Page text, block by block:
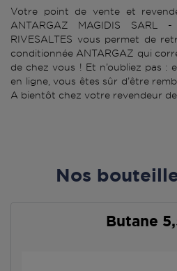
Votre point de vente et
ANTARGAZ MAGIDIS SARL -
RIVESALTES vous permet de
conditionnée ANTARGAZ qui
de chez vous ! Et n’oubliez pas :
en ligne, vous êtes sûr d’être
A bientôt chez votre revendeur
Nos
Butane